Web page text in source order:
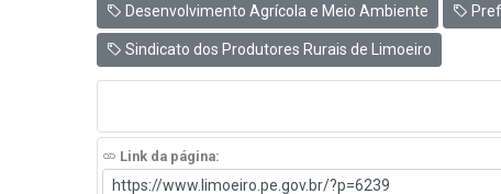
Desenvolvimento Agrícola e Meio Ambiente
Sindicato dos Produtores Rurais de Limoeiro
Link da página: